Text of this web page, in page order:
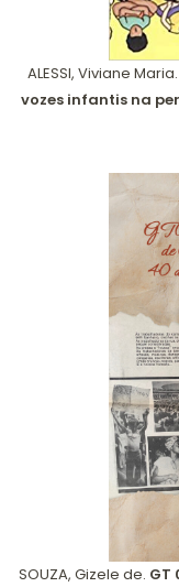
ALESSI, Viviane Maria.
vozes infantis na
SOUZA, Gizele de. GT